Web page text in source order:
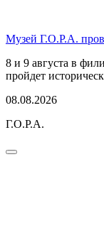
Музей Г.О.Р.А.
8 и 9 августа в
пройдет
08.08.2026
Г.О.Р.А.